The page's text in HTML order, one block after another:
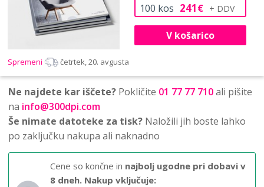
100 kos 241€
V košarico
Spremeni četrtek, 20. avgusta
Ne najdete kar iščete? Pokličite 01 77 77 710ali pišite
na info@300dpi.com
Še nimate datoteke za tisk? Naložili jih boste lahko
po zaključku nakupa ali naknadno
Cene so končne in najbolj ugodne pri dobavi v
8 dneh. Nakup vključuje: